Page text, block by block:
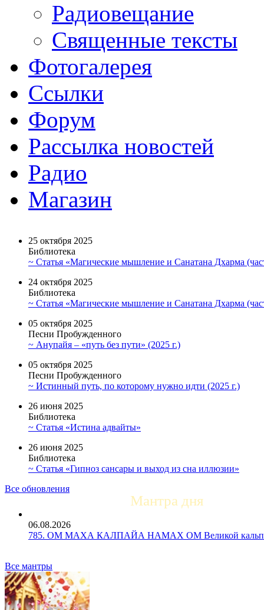
Радиовещание
Священные тексты
Фотогалерея
Ссылки
Форум
Рассылка новостей
Радио
Магазин
25 октября 2025
Библиотека
~ Статья «Магические мышление и Санатана Дхарма
24 октября 2025
Библиотека
~ Статья «Магические мышление и Санатана Дхарма
05 октября 2025
Песни Пробужденного
~ Анупайя – «путь без пути» (2025 г.)
05 октября 2025
Песни Пробужденного
~ Истинный путь, по которому нужно идти (2025 г.)
26 июня 2025
Библиотека
~ Статья «Истина адвайты»
26 июня 2025
Библиотека
~ Статья «Гипноз сансары и выход из сна иллюзии»
Все обновления
Мантра дня
06.08.2026
785. ОМ МАХА КАЛПАЙА НАМАХ ОМ Великой кальпе
Все мантры